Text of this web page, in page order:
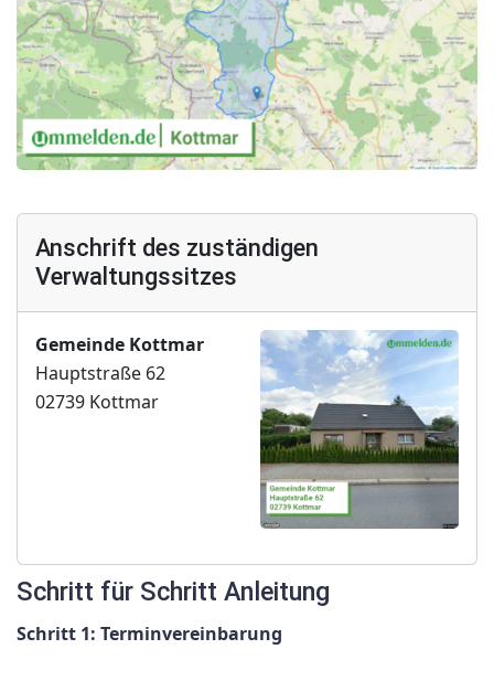
Anschrift des zuständigen
Verwaltungssitzes
Gemeinde Kottmar
Hauptstraße 62
02739 Kottmar
Schritt für Schritt Anleitung
Schritt 1: Terminvereinbarung